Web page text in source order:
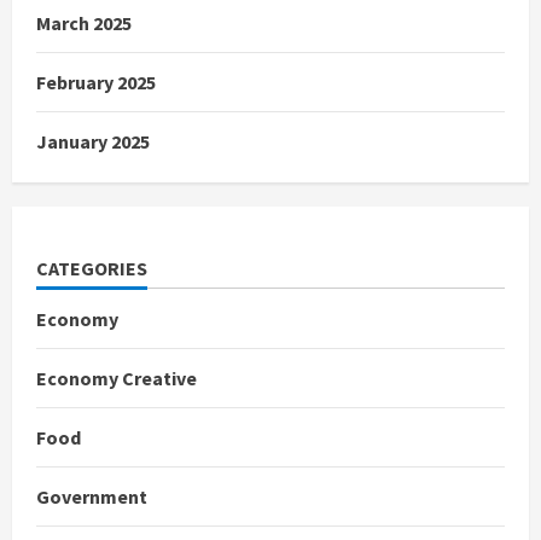
March 2025
February 2025
January 2025
CATEGORIES
Economy
Economy Creative
Food
Government